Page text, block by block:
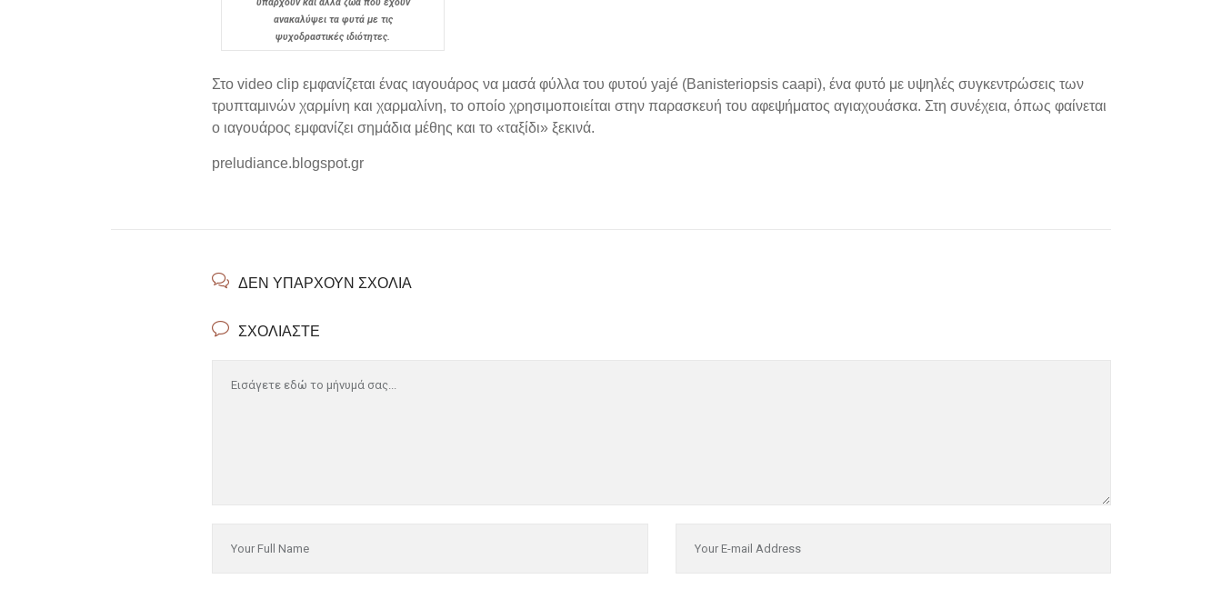
ανακαλύψει τα φυτά με τις
ψυχοδραστικές ιδιότητες.
Στο video clip εμφανίζεται ένας ιαγουάρος να μασά φύλλα του φυτού yajé (Banisteriopsis caapi), ένα φυτό με υψηλές συγκεντρώσεις των
τρυπταμινών χαρμίνη και χαρμαλίνη, το οποίο χρησιμοποιείται στην παρασκευή του αφεψήματος αγιαχουάσκα. Στη συνέχεια, όπως φαίνεται
ο ιαγουάρος εμφανίζει σημάδια μέθης και το «ταξίδι» ξεκινά.
preludiance.blogspot.gr
ΔΕΝ ΥΠΆΡΧΟΥΝ ΣΧΌΛΙΑ
ΣΧΟΛΙΆΣΤΕ